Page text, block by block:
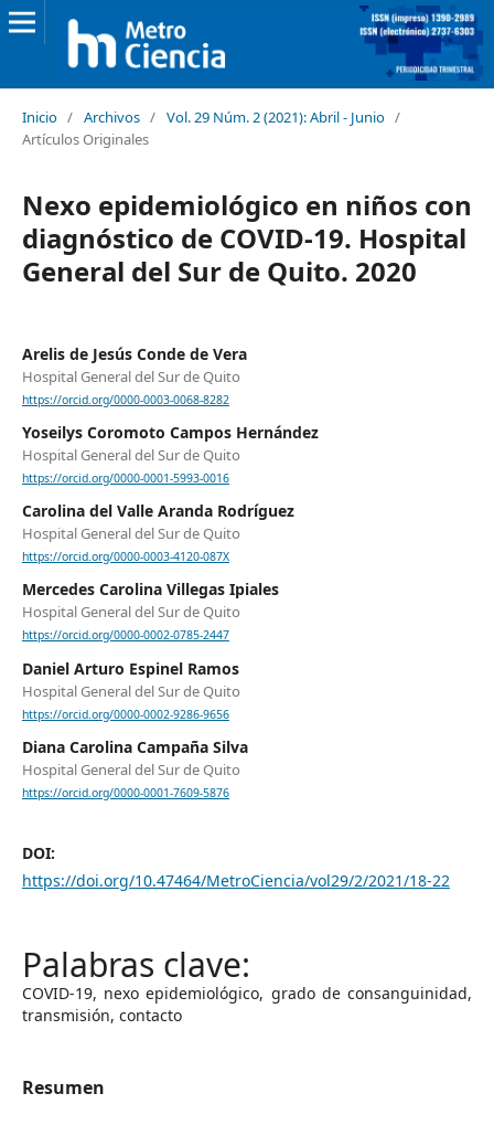
Inicio / Archivos / Vol. 29 Núm. 2 (2021): Abril - Junio /
Artículos Originales
Nexo epidemiológico en niños con
diagnóstico de COVID-19. Hospital
General del Sur de Quito. 2020
Arelis de Jesús Conde de Vera
Hospital General del Sur de Quito
https://orcid.org/0000-0003-0068-8282
Yoseilys Coromoto Campos Hernández
Hospital General del Sur de Quito
https://orcid.org/0000-0001-5993-0016
Carolina del Valle Aranda Rodríguez
Hospital General del Sur de Quito
https://orcid.org/0000-0003-4120-087X
Mercedes Carolina Villegas Ipiales
Hospital General del Sur de Quito
https://orcid.org/0000-0002-0785-2447
Daniel Arturo Espinel Ramos
Hospital General del Sur de Quito
https://orcid.org/0000-0002-9286-9656
Diana Carolina Campaña Silva
Hospital General del Sur de Quito
https://orcid.org/0000-0001-7609-5876
DOI:
https://doi.org/10.47464/MetroCiencia/vol29/2/2021/18-22
COVID-19, nexo epidemiológico, grado de consanguinidad,
transmisión, contacto
Resumen